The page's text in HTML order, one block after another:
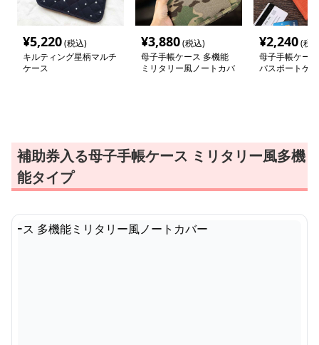
¥5,220(税込)
キルティング星柄マルチ
ケース
¥3,880(税込)
母子手帳ケース 多機能
ミリタリー風ノートカバ
¥2,240(税
母子手帳ケー
パスポートケ
補助券入る母子手帳ケース ミリタリー風多機
能タイプ